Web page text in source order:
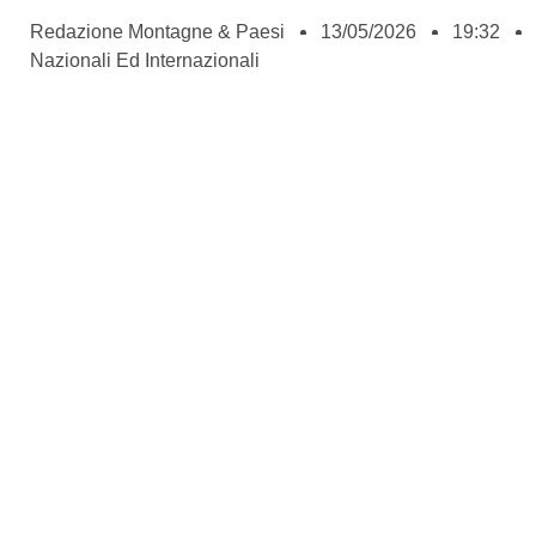
Redazione Montagne & Paesi 13/05/2026
19:32
Nazionali Ed Internazionali